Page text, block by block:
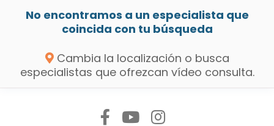
No encontramos a un especialista que
coincida con tu búsqueda
Cambia la localización o busca
especialistas que ofrezcan vídeo consulta.